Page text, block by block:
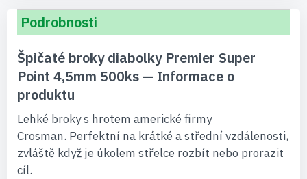
Podrobnosti
Špičaté broky diabolky Premier Super
Point 4,5mm 500ks — Informace o
produktu
Lehké broky s hrotem americké firmy
Crosman. Perfektní na krátké a střední vzdálenosti,
zvláště když je úkolem střelce rozbít nebo prorazit
cíl.